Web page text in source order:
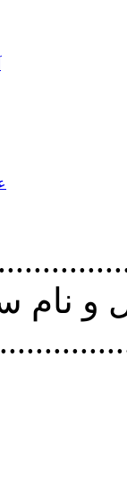
نام